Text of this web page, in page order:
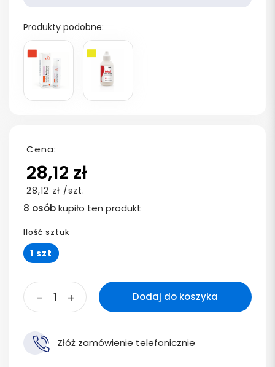
Produkty podobne:
Cena:
28,12 zł
28,12 zł /szt.
8 osóbkupiło ten produkt
Ilość sztuk
1 szt
- + Dodaj do koszyka
Złóż zamówienie telefonicznie